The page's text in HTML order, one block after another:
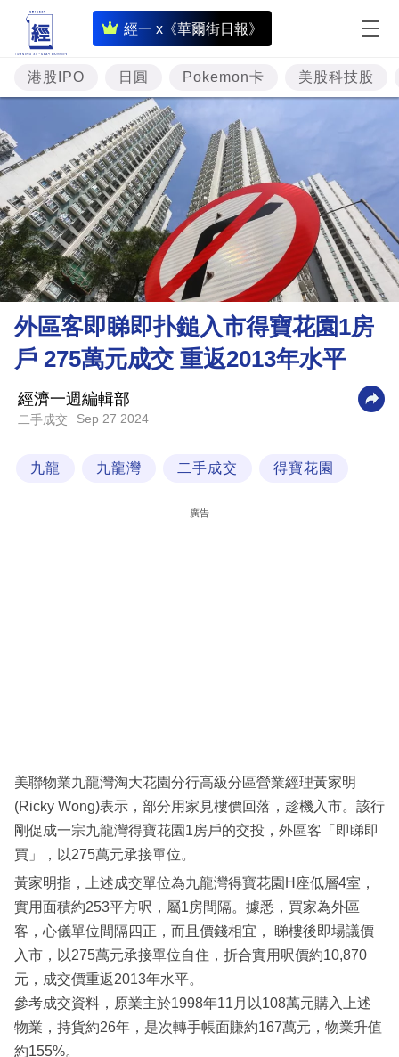
經一 x《華爾街日報》
即
時
財
經
專
題
投
資
樓
市
理
財
商
業
科
區
港股IPO 日圓 Pokemon卡 美股科技股
外區客即睇即扑鎚入市得寶花園1房
戶 275萬元成交 重返2013年水平
經濟一週編輯部
二手成交 Sep 27 2024
九龍 九龍灣 二手成交 得寶花園
廣告
美聯物業九龍灣淘大花園分行高級分區營業經理黃家明
(Ricky Wong)表示，部分用家見樓價回落，趁機入市。該行
剛促成一宗九龍灣得寶花園1房戶的交投，外區客「即睇即
買」，以275萬元承接單位。
黃家明指，上述成交單位為九龍灣得寶花園H座低層4室，
實用面積約253平方呎，屬1房間隔。據悉，買家為外區
客，心儀單位間隔四正，而且價錢相宜， 睇樓後即場議價
入市，以275萬元承接單位自住，折合實用呎價約10,870
元，成交價重返2013年水平。
參考成交資料，原業主於1998年11月以108萬元購入上述
物業，持貨約26年，是次轉手帳面賺約167萬元，物業升值
約155%。